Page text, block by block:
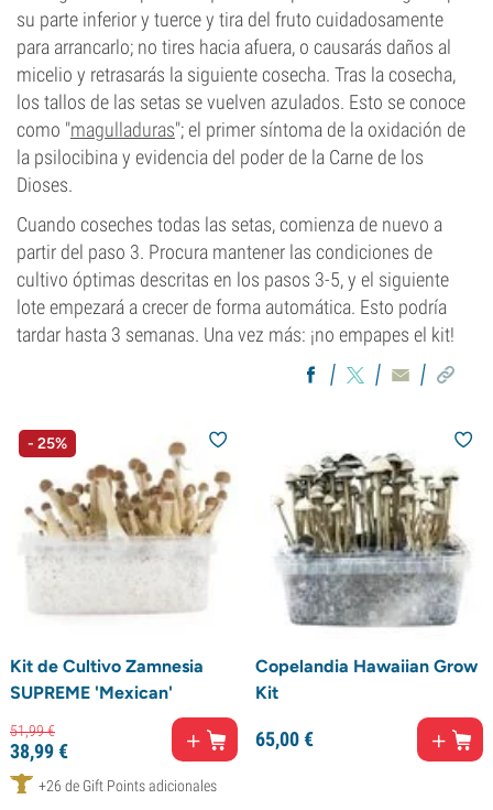
su parte inferior y tuerce y tira del fruto cuidadosamente
para arrancarlo; no tires hacia afuera, o causarás daños al
micelio y retrasarás la siguiente cosecha. Tras la cosecha,
los tallos de las setas se vuelven azulados. Esto se conoce
como "magulladuras"; el primer síntoma de la oxidación de
la psilocibina y evidencia del poder de la Carne de los
Dioses.
Cuando coseches todas las setas, comienza de nuevo a
partir del paso 3. Procura mantener las condiciones de
cultivo óptimas descritas en los pasos 3-5, y el siguiente
lote empezará a crecer de forma automática. Esto podría
tardar hasta 3 semanas. Una vez más: ¡no empapes el kit!
- 25%
Kit de Cultivo Zamnesia
SUPREME 'Mexican'
51,99€
38,99€
+26 de Gift Points adicionales
Copelandia Hawaiian Grow
Kit
65,00€